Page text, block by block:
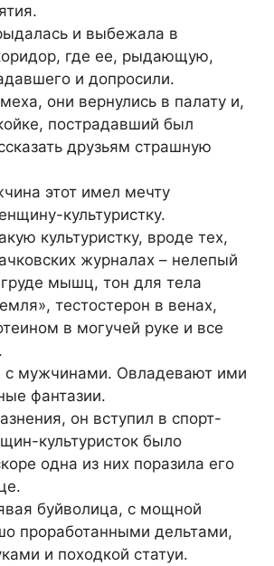
и выбежала в
где ее, рыдающую,
и допросили.
они вернулись в палату и,
пострадавший был
друзьям страшную
этот имел мечту
культуристку.
культуристку, вроде тех,
журналах – нелепый
груде мышц, тон для тела
тестостерон в венах,
в могучей руке и все
с мужчинами. Овладевают ими
фантазии.
он вступил в спорт-
культуристок было
одна из них поразила его
буйволица, с мощной
проработанными дельтами,
и походкой статуи.